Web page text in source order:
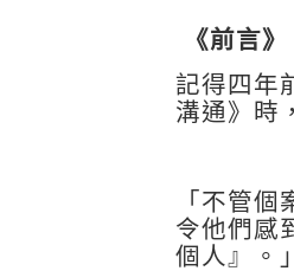
《前言》
記得四年
溝通》時
「不管
令他們感
個人』。